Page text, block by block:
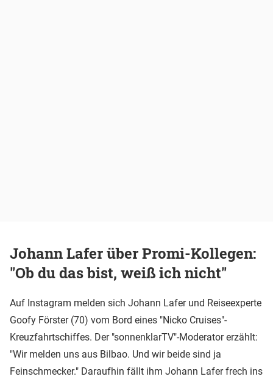
Johann Lafer über Promi-Kollegen:
"Ob du das bist, weiß ich nicht"
Auf Instagram melden sich Johann Lafer und Reiseexperte
Goofy Förster (70) vom Bord eines "Nicko Cruises"-
Kreuzfahrtschiffes. Der "sonnenklarTV"-Moderator erzählt:
"Wir melden uns aus Bilbao. Und wir beide sind ja
Feinschmecker." Daraufhin fällt ihm Johann Lafer frech ins